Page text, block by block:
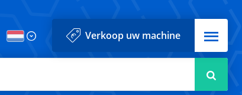
Verkoop uw machine Menu